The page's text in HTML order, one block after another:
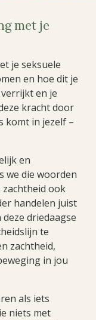
met je
je seksuele
en hoe dit je
en je
kracht door
komt in jezelf –
en
we die woorden
zachtheid ook
handelen juist
driedaagse
te
zachtheid,
in jou
als iets
niets met